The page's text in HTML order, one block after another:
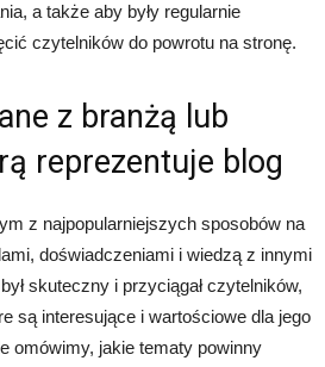
a także aby były regularnie
czytelników do powrotu na stronę.
z branżą lub
reprezentuje blog
z najpopularniejszych sposobów na
doświadczeniami i wiedzą z innymi
skuteczny i przyciągał czytelników,
są interesujące i wartościowe dla jego
omówimy, jakie tematy powinny